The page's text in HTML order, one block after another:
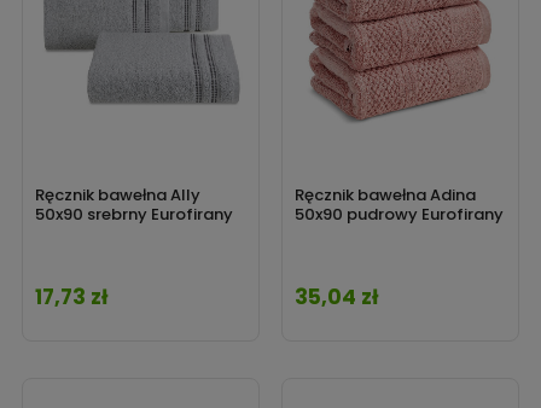
Ręcznik bawełna Ally
50x90 srebrny Eurofirany
Cena
17,73 zł
Ręcznik bawełna Adina
50x90 pudrowy Eurofirany
Cena
35,04 zł